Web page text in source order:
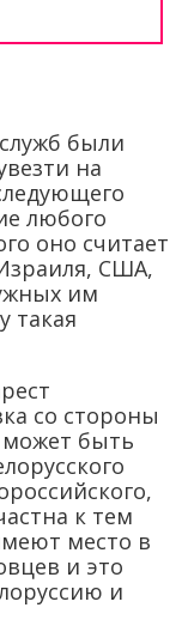
были
на
любого
оно считает
США,
им
такая
со стороны
может быть
к тем
место в
и это
и